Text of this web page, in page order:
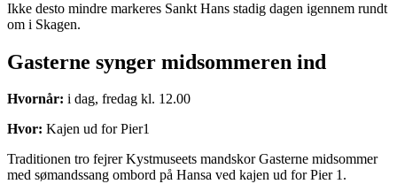
Ikke desto mindre markeres Sankt Hans stadig dagen igennem rundt
om i Skagen.
Gasterne synger midsommeren ind
Hvornår: i dag, fredag kl. 12.00
Hvor: Kajen ud for Pier1
Traditionen tro fejrer Kystmuseets mandskor Gasterne midsommer
med sømandssang ombord på Hansa ved kajen ud for Pier 1.